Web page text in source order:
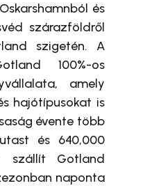
és
szárazföldről
szigetén. A
100%-os
amely
hajótípusokat is
évente több
és 640,000
szállít Gotland
naponta